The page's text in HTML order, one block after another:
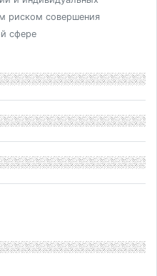
риском совершения
сфере